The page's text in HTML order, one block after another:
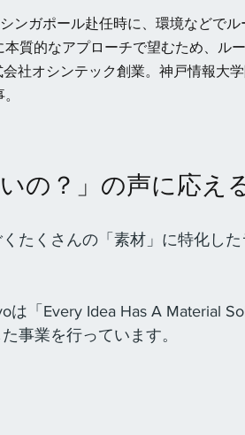
ンガポール赴任時に、環境などで
質的なアプローチで望むため、ル
社オシンテック創業。神戸情報大
の？」の声に応え
たくさんの「素材」に特化し
は「Every Idea Has A Material
事業を行っています。